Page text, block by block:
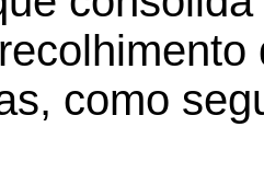
como